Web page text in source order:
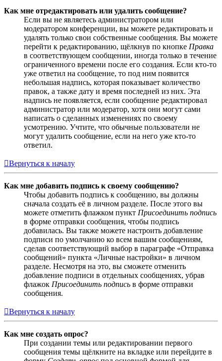
Как мне отредактировать или удалить сообщение?
Если вы не являетесь администратором или
модератором конференции, вы можете редактировать и
удалять только свои собственные сообщения. Вы можете
перейти к редактированию, щёлкнув по кнопке Правка
в соответствующем сообщении, иногда только в течение
ограниченного времени после его создания. Если кто-то
уже ответил на сообщение, то под ним появится
небольшая надпись, которая показывает количество
правок, а также дату и время последней из них. Эта
надпись не появляется, если сообщение редактировал
администратор или модератор, хотя они могут сами
написать о сделанных изменениях по своему
усмотрению. Учтите, что обычные пользователи не
могут удалить сообщение, если на него уже кто-то
ответил.
Вернуться к началу
Как мне добавить подпись к своему сообщению?
Чтобы добавить подпись к сообщению, вы должны
сначала создать её в личном разделе. После этого вы
можете отметить флажком пункт Присоединить подпись
в форме отправки сообщения, чтобы подпись
добавилась. Вы также можете настроить добавление
подписи по умолчанию ко всем вашим сообщениям,
сделав соответствующий выбор в параграфе «Отправка
сообщений» пункта «Личные настройки» в личном
разделе. Несмотря на это, вы сможете отменить
добавление подписи в отдельных сообщениях, убрав
флажок Присоединить подпись в форме отправки
сообщения.
Вернуться к началу
Как мне создать опрос?
При создании темы или редактировании первого
сообщения темы щёлкните на вкладке или перейдите в